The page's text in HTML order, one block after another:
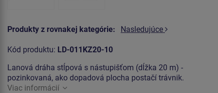
Produkty z rovnakej kategórie: Nasledujúce
Kód produktu: LD-011KZ20-10
Lanová dráha stĺpová s nástupišťom (dĺžka 20 m) -
pozinkovaná, ako dopadová plocha postačí trávnik.
Viac informácií